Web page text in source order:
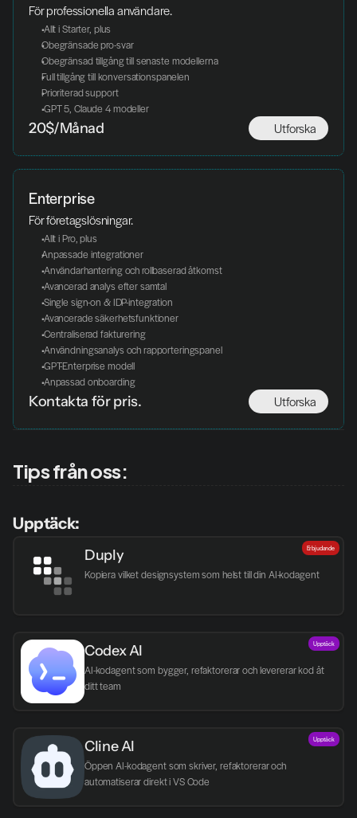
För professionella användare.
Allt i Starter, plus
Obegränsade pro-svar
Obegränsad tillgång till senaste modellerna
Full tillgång till konversationspanelen
Prioriterad support
GPT 5, Claude 4 modeller
Utforska
20$/Månad
Enterprise
För företagslösningar.
Allt i Pro, plus
Anpassade integrationer
Användarhantering och rollbaserad åtkomst
Avancerad analys efter samtal
Single sign-on & IDP-integration
Avancerade säkerhetsfunktioner
Centraliserad fakturering
Användningsanalys och rapporteringspanel
GPT-Enterprise modell
Anpassad onboarding
Utforska
Kontakta för pris.
Tips från oss:
Upptäck:
Duply
Kopiera vilket designsystem som helst till din AI-kodagent
Erbjudande
Codex AI
AI-kodagent som bygger, refaktorerar och levererar kod åt
ditt team
Upptäck
Cline AI
Öppen AI-kodagent som skriver, refaktorerar och
automatiserar direkt i VS Code
Upptäck